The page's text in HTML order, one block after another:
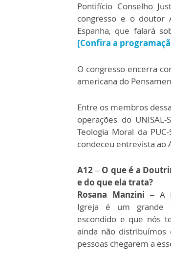
Pontifício Conselho
congresso e o doutor
Espanha, que falará
[Confira a
O congresso encerra
americana do
Entre os membros
operações do
Teologia Moral da
condeceu entrevista ao
A12 – O que é a
e do que ela trata?
Rosana Manzini –A
Igreja é um grande
escondido e que nós
ainda não distribuímos
pessoas chegarem a